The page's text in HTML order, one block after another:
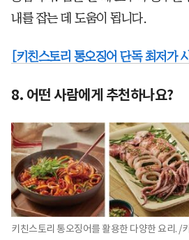
내를 잡는 데 도움이 됩니다.
[키친스토리 통오징어 단독 최저가
8. 어떤 사람에게 추천하나요?
키친스토리 통오징어를 활용한 다양한 요리. /